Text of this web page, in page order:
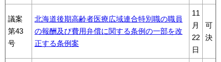
議案
第43
号
北海道後期高齢者医療広域連合特別職の職員
の報酬及び費用弁償に関する条例の一部を改
正する条例案
11
月
22
日
可
決